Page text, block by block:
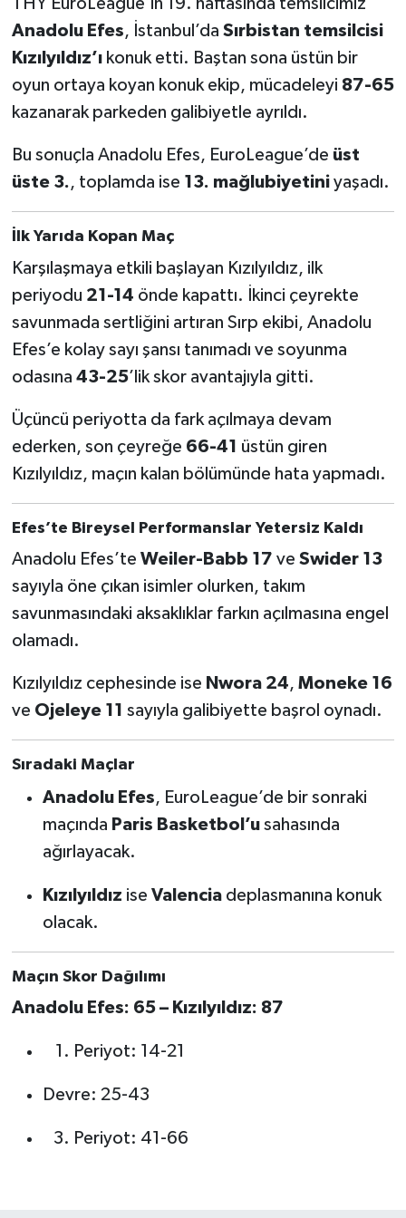
THY EuroLeague’in 19. haftasında temsilcimiz
Anadolu Efes, İstanbul’da Sırbistan temsilcisi
Kızılyıldız’ıkonuk etti. Baştan sona üstün bir
oyun ortaya koyan konuk ekip, mücadeleyi 87-65
kazanarak parkeden galibiyetle ayrıldı.
Bu sonuçla Anadolu Efes, EuroLeague’de üst
üste 3., toplamda ise 13. mağlubiyetiniyaşadı.
İlk Yarıda Kopan Maç
Karşılaşmaya etkili başlayan Kızılyıldız, ilk
periyodu 21-14 önde kapattı. İkinci çeyrekte
savunmada sertliğini artıran Sırp ekibi, Anadolu
Efes’e kolay sayı şansı tanımadı ve soyunma
odasına 43-25’lik skor avantajıyla gitti.
Üçüncü periyotta da fark açılmaya devam
ederken, son çeyreğe 66-41 üstün giren
Kızılyıldız, maçın kalan bölümünde hata yapmadı.
Efes’te Bireysel Performanslar Yetersiz Kaldı
Anadolu Efes’te Weiler-Babb 17 ve Swider 13
sayıyla öne çıkan isimler olurken, takım
savunmasındaki aksaklıklar farkın açılmasına engel
olamadı.
Kızılyıldız cephesinde ise Nwora 24, Moneke 16
ve Ojeleye 11 sayıyla galibiyette başrol oynadı.
Sıradaki Maçlar
Anadolu Efes, EuroLeague’de bir sonraki
maçında Paris Basketbol’usahasında
ağırlayacak.
Kızılyıldız ise Valenciadeplasmanına konuk
olacak.
Maçın Skor Dağılımı
Anadolu Efes: 65 – Kızılyıldız: 87
Periyot: 14-21
Devre: 25-43
Periyot: 41-66
Türkiye Basketbol Ligi
Kadınlar Basketbol Ligi
Formula 1
Atletizm
Hentbol
At Yarışı
Boks
Güreş
Halter
Motor Sporları
Su Sporları
Diğer Spor Dalları
Futbolcular